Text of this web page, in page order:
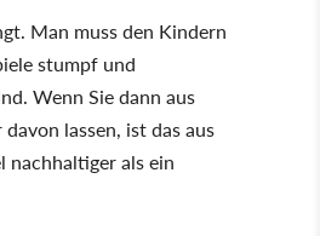
Man muss den Kindern
stumpf und
Wenn Sie dann aus
lassen, ist das aus
nachhaltiger als ein